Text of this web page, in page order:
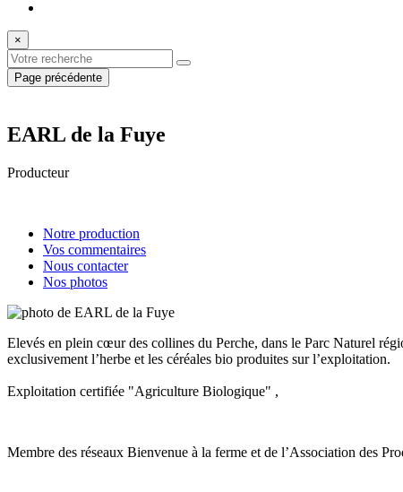
×
Page précédente
EARL de la Fuye
Producteur
Notre production
Vos commentaires
Nous contacter
Nos photos
Elevés en plein cœur des collines du Perche, dans le Parc Naturel
exclusivement l’herbe et les céréales bio produites sur l’exploitation.
Exploitation certifiée "Agriculture Biologique" ,
Membre des réseaux Bienvenue à la ferme et de l’Association des